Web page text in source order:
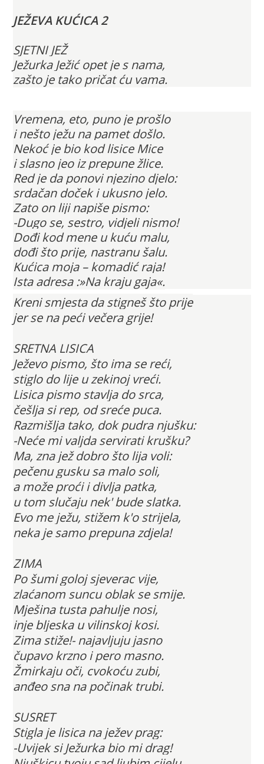
JEŽEVA KUĆICA 2
SJETNI JEŽ
Ježurka Ježić opet je s nama,
zašto je tako pričat ću vama.
Vremena, eto, puno je prošlo
i nešto ježu na pamet došlo.
Nekoć je bio kod lisice Mice
i slasno jeo iz prepune žlice.
Red je da ponovi njezino djelo:
srdačan doček i ukusno jelo.
Zato on liji napiše pismo:
-Dugo se, sestro, vidjeli nismo!
Dođi kod mene u kuću malu,
dođi što prije, nastranu šalu.
Kućica moja – komadić raja!
Ista adresa :»Na kraju gaja«.
Kreni smjesta da stigneš što prije
jer se na peći večera grije!
SRETNA LISICA
Ježevo pismo, što ima se reći,
stiglo do lije u zekinoj vreći.
Lisica pismo stavlja do srca,
češlja si rep, od sreće puca.
Razmišlja tako, dok pudra njušku:
-Neće mi valjda servirati krušku?
Ma, zna jež dobro što lija voli:
pečenu gusku sa malo soli,
a može proći i divlja patka,
u tom slučaju nek' bude slatka.
Evo me ježu, stižem k'o strijela,
neka je samo prepuna zdjela!
ZIMA
Po šumi goloj sjeverac vije,
zlaćanom suncu oblak se smije.
Mješina tusta pahulje nosi,
inje bljeska u vilinskoj kosi.
Zima stiže!- najavljuju jasno
čupavo krzno i pero masno.
Žmirkaju oči, cvokoću zubi,
anđeo sna na počinak trubi.
SUSRET
Stigla je lisica na ježev prag:
-Uvijek si Ježurka bio mi drag!